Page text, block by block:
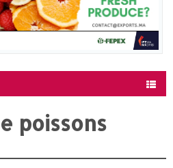
poissons